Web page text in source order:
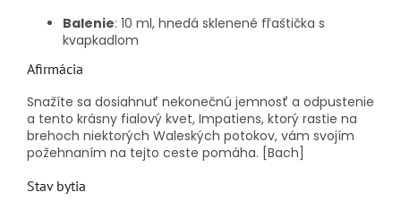
Balenie: 10 ml, hnedá sklenené fľaštička s
kvapkadlom
Afirmácia
Snažíte sa dosiahnuť nekonečnú jemnosť a odpustenie
a tento krásny fialový kvet, Impatiens, ktorý rastie na
brehoch niektorých Waleských potokov, vám svojím
požehnaním na tejto ceste pomáha. [Bach]
Stav bytia